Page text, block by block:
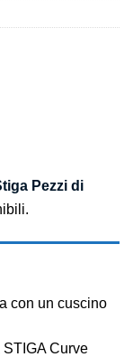
Pezzi di
con un cuscino
Curve